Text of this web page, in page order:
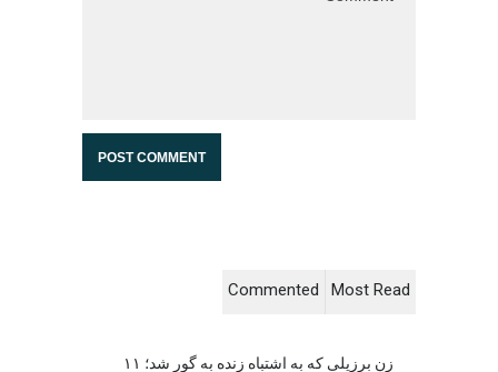
Most Read
Commented
زن برزیلی که به اشتباه زنده به گور شد؛ ۱۱